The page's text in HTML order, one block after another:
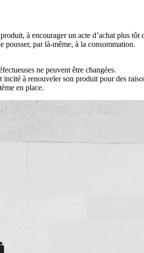
à encourager un acte d’achat plus
par là-même, à la consommation.
ne peuvent être changées.
à renouveler son produit pour des
en place.